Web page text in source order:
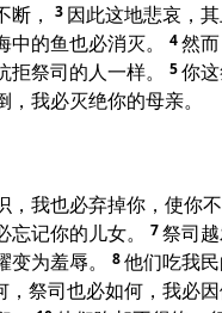
，
3 因此这地悲哀，
的鱼也必消灭。
4然
祭司的人一样。
5你
我必灭绝你的母亲。
，我也必弃掉你，使你
记你的儿女。
7祭司
为羞辱。
8他们吃我
，祭司也必如何，我必